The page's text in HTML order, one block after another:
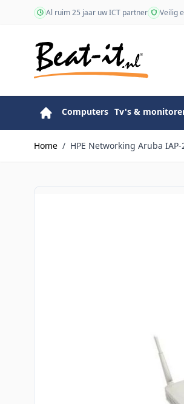
Ga naar de inhoudAl ruim 25 jaar uw ICT partner Veilig
Computers Tv's &
Home / HPE Networking Aruba